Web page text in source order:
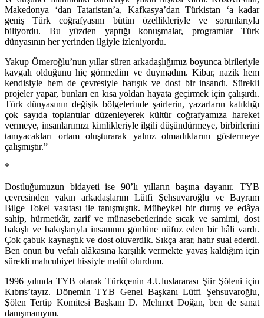
Makedonya ‘dan Tataristan’a, Kafkasya’dan Türkistan ‘a kadar
geniş Türk coğrafyasını bütün özellikleriyle ve sorunlarıyla
biliyordu. Bu yüzden yaptığı konuşmalar, programlar Türk
dünyasının her yerinden ilgiyle izleniyordu.
Yakup Ömeroğlu’nun yıllar süren arkadaşlığımız boyunca birileriyle
kavgalı olduğunu hiç görmedim ve duymadım. Kibar, nazik hem
kendisiyle hem de çevresiyle barışık ve dost bir insandı. Sürekli
projeler yapar, bunları en kısa yoldan hayata geçirmek için çalışırdı.
Türk dünyasının değişik bölgelerinde şairlerin, yazarların katıldığı
çok sayıda toplantılar düzenleyerek kültür coğrafyamıza hareket
vermeye, insanlarımızı kimlikleriyle ilgili düşündürmeye, birbirlerini
tanıyacakları ortam oluşturarak yalnız olmadıklarını göstermeye
çalışmıştır.”
*
Dostluğumuzun bidayeti ise 90’lı yılların başına dayanır. TYB
çevresinden yakın arkadaşlarım Lütfi Şehsuvaroğlu ve Bayram
Bilge Tokel vasıtası ile tanışmıştık. Müheykel bir duruş ve edâya
sahip, hürmetkâr, zarif ve münasebetlerinde sıcak ve samimi, dost
bakışlı ve bakışlarıyla insanının gönlüne nüfuz eden bir hâli vardı.
Çok çabuk kaynaştık ve dost oluverdik. Sıkça arar, hatır sual ederdi.
Ben onun bu vefalı alâkasına karşılık vermekte yavaş kaldığım için
sürekli mahcubiyet hissiyle malûl olurdum.
1996 yılında TYB olarak Türkçenin 4.Uluslararası Şiir Şöleni için
Kıbrıs’tayız. Dönemin TYB Genel Başkanı Lütfi Şehsuvaroğlu,
Şölen Tertip Komitesi Başkanı D. Mehmet Doğan, ben de sanat
danışmanıyım.